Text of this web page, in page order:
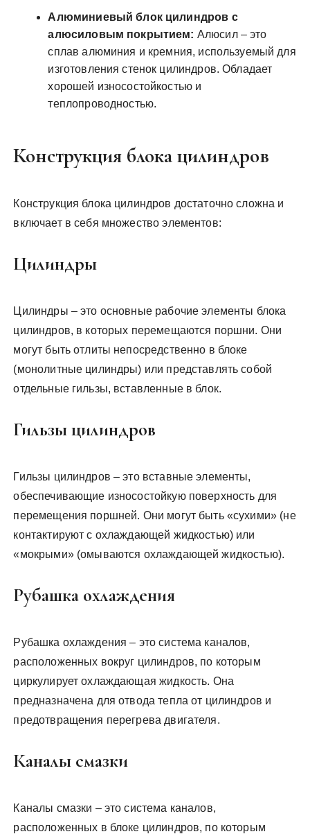
Алюминиевый блок цилиндров с
алюсиловым покрытием: Алюсил – это
сплав алюминия и кремния, используемый для
изготовления стенок цилиндров. Обладает
хорошей износостойкостью и
теплопроводностью.
Конструкция блока цилиндров
Конструкция блока цилиндров достаточно сложна и
включает в себя множество элементов:
Цилиндры
Цилиндры – это основные рабочие элементы блока
цилиндров, в которых перемещаются поршни. Они
могут быть отлиты непосредственно в блоке
(монолитные цилиндры) или представлять собой
отдельные гильзы, вставленные в блок.
Гильзы цилиндров
Гильзы цилиндров – это вставные элементы,
обеспечивающие износостойкую поверхность для
перемещения поршней. Они могут быть «сухими» (не
контактируют с охлаждающей жидкостью) или
«мокрыми» (омываются охлаждающей жидкостью).
Рубашка охлаждения
Рубашка охлаждения – это система каналов,
расположенных вокруг цилиндров, по которым
циркулирует охлаждающая жидкость. Она
предназначена для отвода тепла от цилиндров и
предотвращения перегрева двигателя.
Каналы смазки
Каналы смазки – это система каналов,
расположенных в блоке цилиндров, по которым